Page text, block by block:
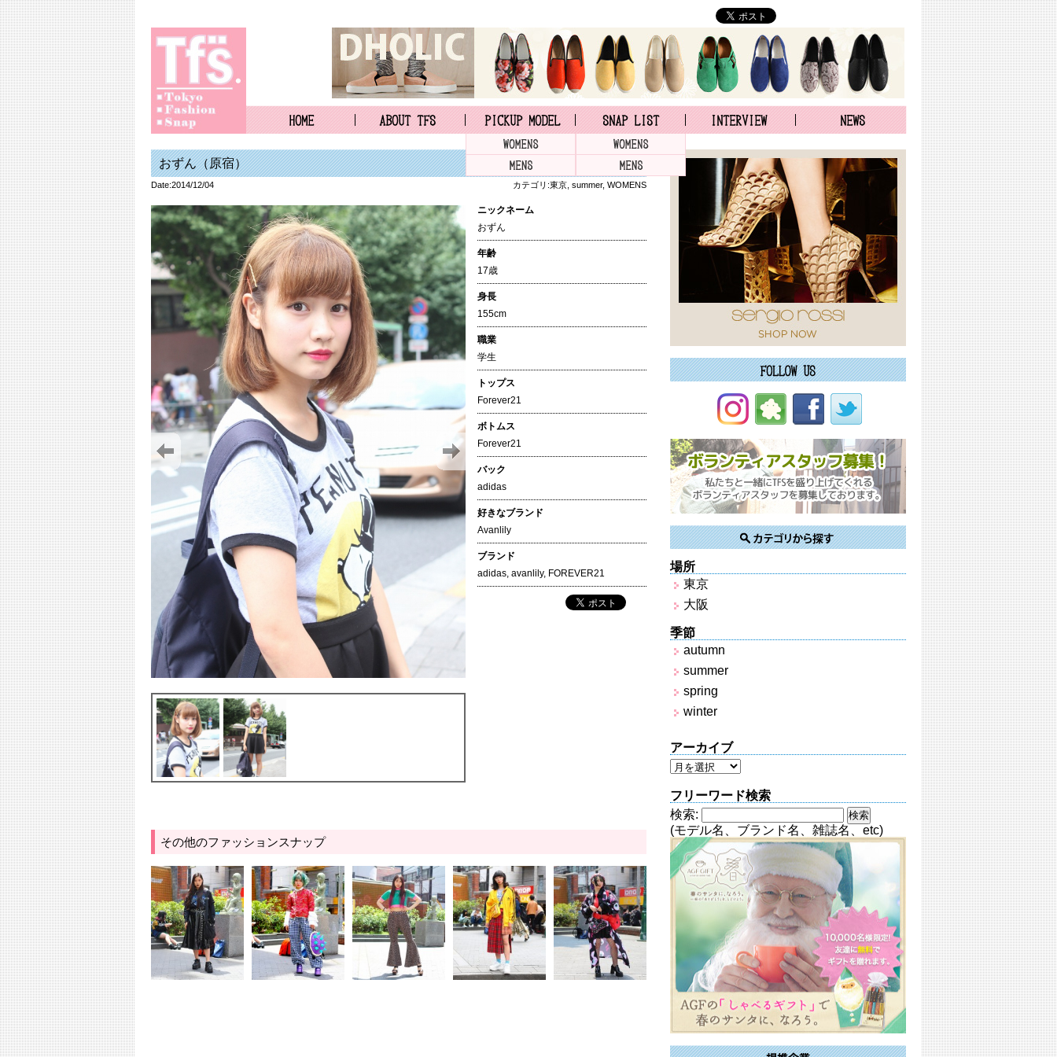
おずん（原宿）
Date:2014/12/04 カテゴリ:東京 summer, WOMENS
ニックネーム
おずん
年齢
17歳
身長
155cm
職業
学生
トップス
Forever21
ボトムス
Forever21
バック
adidas
好きなブランド
Avanlily
ブランド
adidas, avanlily, FOREVER21
その他のファッションスナップ
場所
東京
大阪
季節
autumn
summer
spring
winter
アーカイブ
フリーワード検索
検索:
(モデル名、ブランド名、雑誌名、etc)